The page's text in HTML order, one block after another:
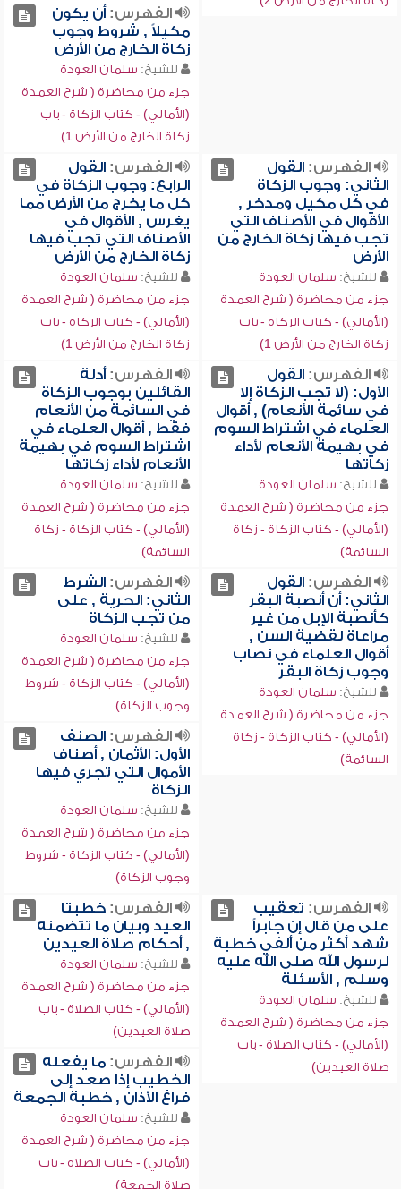
الفهرس:أن يكون
مكيلاً , شروط وجوب
زكاة الخارج من الأرض
للشيخ: سلمان العودة
جزء من محاضرة ( شرح العمدة
(الأمالي) - كتاب الزكاة - باب
زكاة الخارج من الأرض 1)
الفهرس:القول
الثاني: وجوب الزكاة
في كل مكيل ومدخر ,
الأقوال في الأصناف التي
تجب فيها زكاة الخارج من
الأرض
للشيخ: سلمان العودة
جزء من محاضرة ( شرح العمدة
(الأمالي) - كتاب الزكاة - باب
زكاة الخارج من الأرض 1)
الفهرس:القول
الرابع: وجوب الزكاة في
كل ما يخرج من الأرض مما
يغرس , الأقوال في
الأصناف التي تجب فيها
زكاة الخارج من الأرض
للشيخ: سلمان العودة
جزء من محاضرة ( شرح العمدة
(الأمالي) - كتاب الزكاة - باب
زكاة الخارج من الأرض 1)
الفهرس:القول
الأول: (لا تجب الزكاة إلا
في سائمة الأنعام) , أقوال
العلماء في اشتراط السوم
في بهيمة الأنعام لأداء
زكاتها
للشيخ: سلمان العودة
جزء من محاضرة ( شرح العمدة
(الأمالي) - كتاب الزكاة - زكاة
السائمة)
الفهرس:أدلة
القائلين بوجوب الزكاة
في السائمة من الأنعام
فقط , أقوال العلماء في
اشتراط السوم في بهيمة
الأنعام لأداء زكاتها
للشيخ: سلمان العودة
جزء من محاضرة ( شرح العمدة
(الأمالي) - كتاب الزكاة - زكاة
السائمة)
الفهرس:القول
الثاني: أن أنصبة البقر
كأنصبة الإبل من غير
مراعاة لقضية السن ,
أقوال العلماء في نصاب
وجوب زكاة البقر
للشيخ: سلمان العودة
جزء من محاضرة ( شرح العمدة
(الأمالي) - كتاب الزكاة - زكاة
السائمة)
الفهرس:الشرط
الثاني: الحرية , على
من تجب الزكاة
للشيخ: سلمان العودة
جزء من محاضرة ( شرح العمدة
(الأمالي) - كتاب الزكاة - شروط
وجوب الزكاة)
الفهرس:الصنف
الأول: الأثمان , أصناف
الأموال التي تجري فيها
الزكاة
للشيخ: سلمان العودة
جزء من محاضرة ( شرح العمدة
(الأمالي) - كتاب الزكاة - شروط
وجوب الزكاة)
الفهرس: تعقيب
على من قال إن جابراً
شهد أكثر من ألفي خطبة
لرسول الله صلى الله عليه
وسلم , الأسئلة
للشيخ: سلمان العودة
جزء من محاضرة ( شرح العمدة
(الأمالي) - كتاب الصلاة - باب
صلاة العيدين)
الفهرس:خطبتا
العيد وبيان ما تتضمنه
, أحكام صلاة العيدين
للشيخ: سلمان العودة
جزء من محاضرة ( شرح العمدة
(الأمالي) - كتاب الصلاة - باب
صلاة العيدين)
الفهرس:ما يفعله
الخطيب إذا صعد إلى
فراغ الأذان , خطبة الجمعة
للشيخ: سلمان العودة
جزء من محاضرة ( شرح العمدة
(الأمالي) - كتاب الصلاة - باب
صلاة الجمعة)